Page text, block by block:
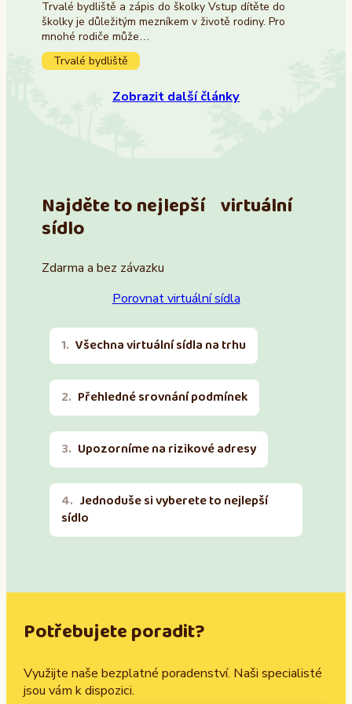
Trvalé bydliště a zápis do školky Vstup dítěte do
školky je důležitým mezníkem v životě rodiny. Pro
mnohé rodiče může…
Trvalé bydliště
Zobrazit další články
Najděte to nejlepší virtuální
sídlo
Zdarma a bez závazku
Porovnat virtuální sídla
Všechna virtuální sídla na trhu
Přehledné srovnání podmínek
Upozorníme na rizikové adresy
Jednoduše si vyberete to nejlepší
sídlo
Potřebujete poradit?
Využijte naše bezplatné poradenství. Naši specialisté
jsou vám k dispozici.